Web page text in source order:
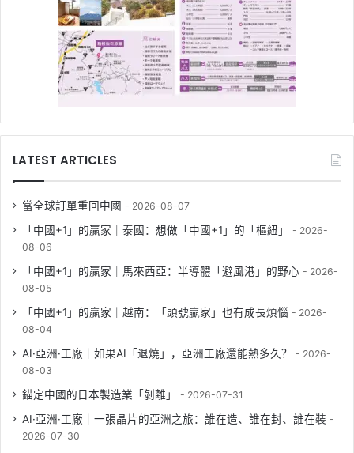
LATEST ARTICLES
當全球訂單重回中國 2026-08-07
「中國+1」的贏家｜泰國：想做「中國+1」的「樞紐」
2026-
08-06
「中國+1」的贏家｜馬來西亞：半導體「避風港」的野心
2026-
08-05
「中國+1」的贏家｜越南：「頭號贏家」也有成長煩惱
2026-
08-04
AI·亞洲·工廠｜如果AI「退燒」，亞洲工廠還能熱多久？
2026-
08-03
錨定中國的日本製造業「剝離」 2026-07-31
AI·亞洲·工廠｜一張晶片的亞洲之旅：誰在造、誰在封、誰在裝
2026-07-30